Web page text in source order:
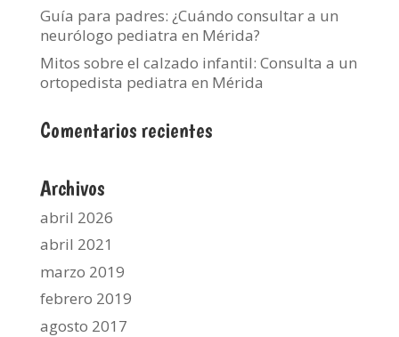
Guía para padres: ¿Cuándo consultar a un
neurólogo pediatra en Mérida?
Mitos sobre el calzado infantil: Consulta a un
ortopedista pediatra en Mérida
Comentarios recientes
Archivos
abril 2026
abril 2021
marzo 2019
febrero 2019
agosto 2017